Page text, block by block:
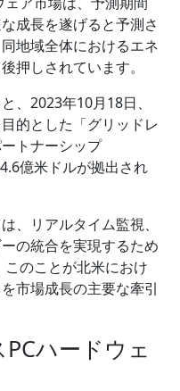
成長を遂げると予測さ
地域全体におけるエネ
押しされています。
、2023年10月18日、
的とした「グリッドレ
トナーシップ
億米ドルが拠出され
、リアルタイム監視、
の統合を実現するため
のことが北米におけ
市場成長の主要な牽引
ハードウェ